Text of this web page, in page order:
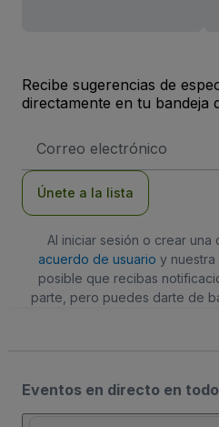
Recibe sugerencias de
directamente en tu bandeja
de
Únete a la lista
Al iniciar sesión o crear una
acuerdo de usuario y nuestra
posible que recibas
parte, pero puedes darte de
Eventos en directo en